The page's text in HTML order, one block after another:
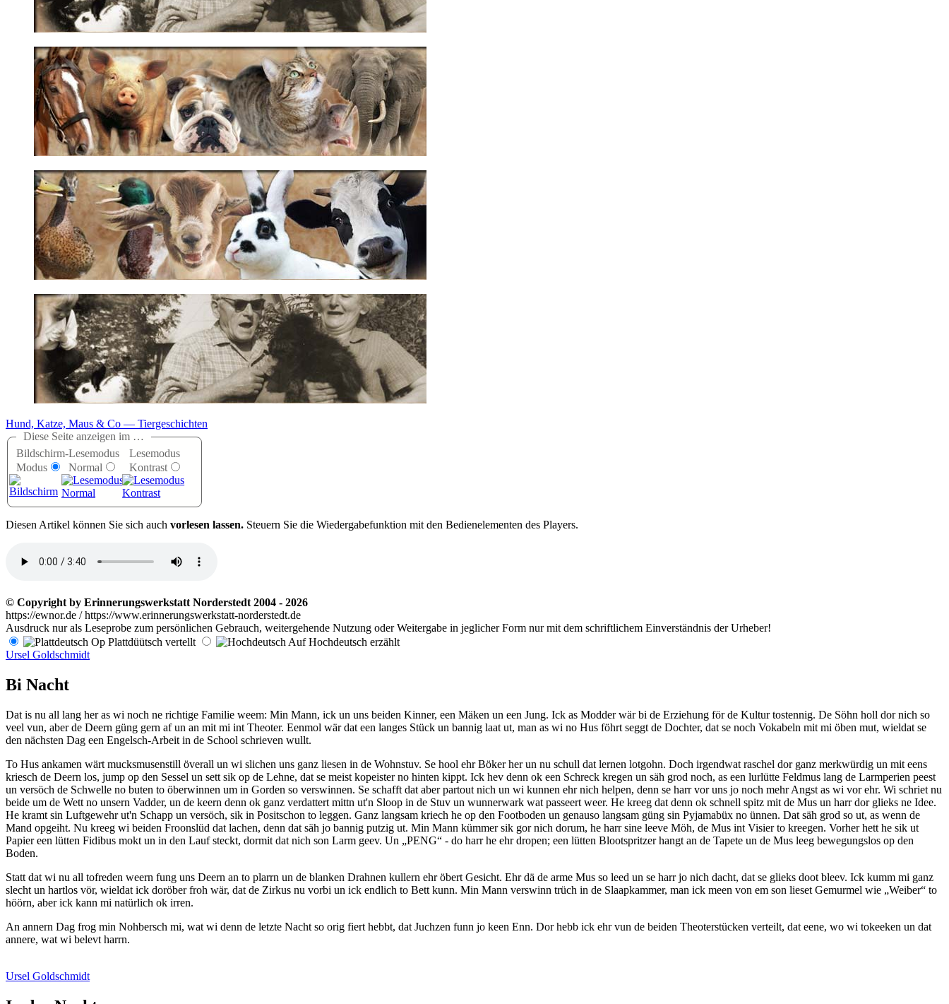
Hund, Katze, Maus & Co — Tiergeschichten
Diese Seite anzeigen im …
Bildschirm-
Modus
Lesemodus
Normal
Lesemodus
Kontrast
Diesen Artikel können Sie sich auch vorlesen lassen. Steuern Sie die Wiedergabefunktion mit den Bedienelementen des Players.
© Copyright by Erinnerungswerkstatt Norderstedt 2004 - 2026
https://ewnor.de / https://www.erinnerungswerkstatt-norderstedt.de
Ausdruck nur als Leseprobe zum persönlichen Gebrauch, weitergehende Nutzung oder Weitergabe in jeglicher Form nur mit dem schriftlichem Einverständnis der Urheber!
Op Plattdüütsch vertellt
Auf Hochdeutsch erzählt
Ursel Goldschmidt
Bi Nacht
Dat is nu all lang her as wi noch ne richtige Familie weem: Min Mann, ick un uns beiden Kinner, een Mäken un een Jung. Ick as Modder wär bi de Erziehung för de Kultur tostennig. De Söhn holl dor nich so
veel vun, aber de Deern güng gern af un an mit mi int Theoter. Eenmol wär dat een langes Stück un bannig laat ut, man as wi no Hus föhrt seggt de Dochter, dat se noch Vokabeln mit mi öben mut, wieldat se
den nächsten Dag een Engelsch-Arbeit in de School schrieven wullt.
To Hus ankamen wärt mucksmusenstill överall un wi slichen uns ganz liesen in de Wohnstuv. Se hool ehr Böker her un nu schull dat lernen lotgohn. Doch irgendwat raschel dor ganz merkwürdig un mit eens
kriesch de Deern los, jump op den Sessel un sett sik op de Lehne, dat se meist kopeister no hinten kippt. Ick hev denn ok een Schreck kregen un säh grod noch, as een lurlütte Feldmus lang de Larmperien peest
un versöch de Schwelle no buten to öberwinnen um in Gorden so verswinnen. Se schafft dat aber partout nich un wi kunnen ehr nich helpen, denn se harr vor uns jo noch mehr Angst as wi vor ehr. Wi schriet nu
beide um de Wett no unsern Vadder, un de keern denn ok ganz verdattert mittn ut'n Sloop in de Stuv un wunnerwark wat passeert weer. He kreeg dat denn ok schnell spitz mit de Mus un harr dor glieks ne Idee.
He kramt sin Luftgewehr ut'n Schapp un versöch, sik in Positschon to leggen. Ganz langsam kriech he op den Footboden un genauso langsam güng sin Pyjamabüx no ünnen. Dat säh grod so ut, as wenn de
Mand opgeiht. Nu kreeg wi beiden Froonslüd dat lachen, denn dat säh jo bannig putzig ut. Min Mann kümmer sik gor nich dorum, he harr sine leeve Möh, de Mus int Visier to kreegen. Vorher hett he sik ut
Papier een lütten Fidibus mokt un in den Lauf steckt, dormit dat nich son Larm geev. Un
PENG
- do harr he ehr dropen; een lütten Blootspritzer hangt an de Tapete un de Mus leeg bewegungslos op den
Boden.
Statt dat wi nu all tofreden weern fung uns Deern an to plarrn un de blanken Drahnen kullern ehr öbert Gesicht. Ehr dä de arme Mus so leed un se harr jo nich dacht, dat se glieks doot bleev. Ick kumm mi ganz
slecht un hartlos vör, wieldat ick doröber froh wär, dat de Zirkus nu vorbi un ick endlich to Bett kunn. Min Mann verswinn trüch in de Slaapkammer, man ick meen von em son lieset Gemurmel wie
Weiber
to
höörn, aber ick kann mi natürlich ok irren.
An annern Dag frog min Nohbersch mi, wat wi denn de letzte Nacht so orig fiert hebbt, dat Juchzen funn jo keen Enn. Dor hebb ick ehr vun de beiden Theoterstücken verteilt, dat eene, wo wi tokeeken un dat
annere, wat wi belevt harrn.
Ursel Goldschmidt